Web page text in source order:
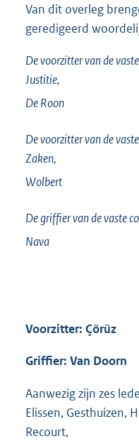
Van dit overleg
geredigeerd
De voorzitter van de
Justitie,
De Roon
De voorzitter van de
Zaken,
Wolbert
De griffier van de vaste
Nava
Voorzitter: Çörüz
Griffier: Van Doorn
Aanwezig zijn zes
Elissen, Gesthuizen,
Recourt,